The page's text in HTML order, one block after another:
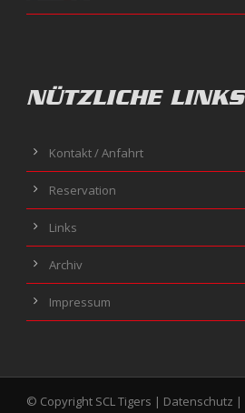
NÜTZLICHE LINKS
Kontakt / Anfahrt
Reservation
Links
Archiv
Impressum
© Copyright SCL Tigers | Datenschutz |